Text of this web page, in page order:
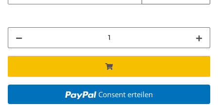
Consent erteilen